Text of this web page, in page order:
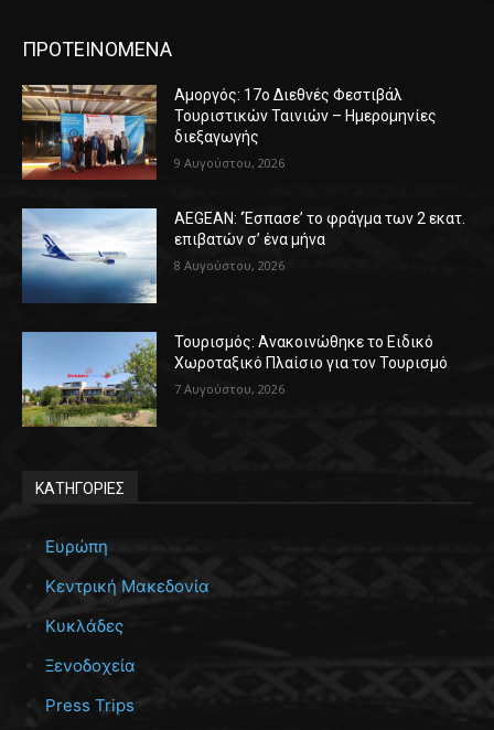
ΠΡΟΤΕΙΝΟΜΕΝΑ
Αμοργός: 17ο Διεθνές Φεστιβάλ
Τουριστικών Ταινιών – Ημερομηνίες
διεξαγωγής
9 Αυγούστου, 2026
AEGEAN: ‘Έσπασε’ το φράγμα των 2 εκατ.
επιβατών σ’ ένα μήνα
8 Αυγούστου, 2026
Τουρισμός: Ανακοινώθηκε το Ειδικό
Χωροταξικό Πλαίσιο για τον Τουρισμό
7 Αυγούστου, 2026
ΚΑΤΗΓΟΡΙΕΣ
Ευρώπη
Κεντρική Μακεδονία
Κυκλάδες
Ξενοδοχεία
Press Trips